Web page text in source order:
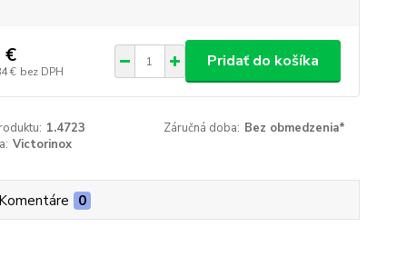
€
€ bez DPH
Pridať do košíka
1.4723 Záručná doba: Bez obmedzenia*
Victorinox
0